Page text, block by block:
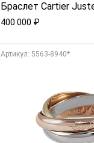
Браслет Cartier
400 000 ₽
Aртикул: 5563-8940*